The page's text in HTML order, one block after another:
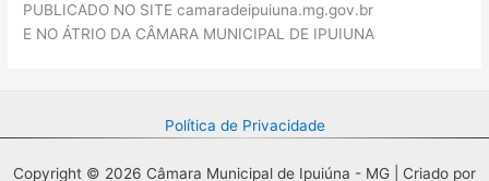
PUBLICADO NO SITE camaradeipuiuna.mg.gov.br
E NO ÁTRIO DA CÂMARA MUNICIPAL DE IPUIUNA
Política de Privacidade
Copyright © 2026 Câmara Municipal de Ipuiúna - MG | Criado por